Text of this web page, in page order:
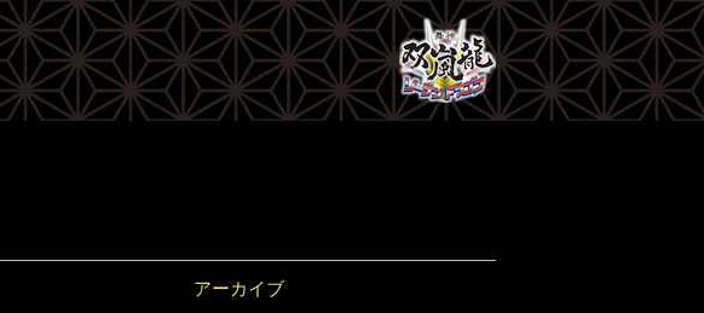
アーカイブ